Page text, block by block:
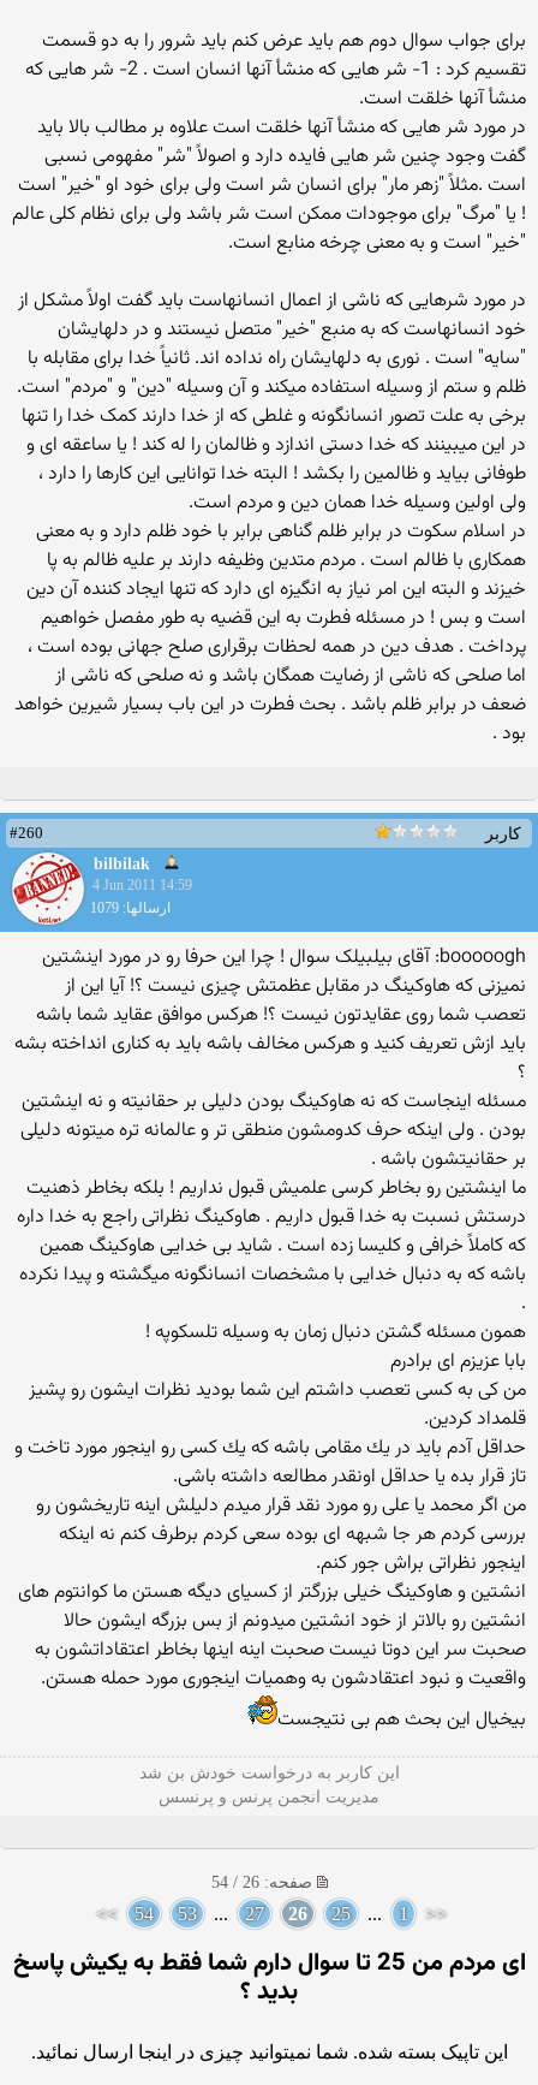
برای جواب سوال دوم هم باید عرض کنم باید شرور را به دو قسمت
تقسیم کرد : 1- شر هایی که منشأ آنها انسان است . 2- شر هایی که
منشأ آنها خلقت است.
در مورد شر هایی که منشأ آنها خلقت است علاوه بر مطالب بالا باید
گفت وجود چنین شر هایی فایده دارد و اصولاً "شر" مفهومی نسبی
است .مثلاً "زهر مار" برای انسان شر است ولی برای خود او "خیر" است
! یا "مرگ" برای موجودات ممکن است شر باشد ولی برای نظام کلی عالم
"خیر" است و به معنی چرخه منابع است.
در مورد شرهایی که ناشی از اعمال انسانهاست باید گفت اولاً مشکل از
خود انسانهاست که به منبع "خیر" متصل نیستند و در دلهایشان
"سایه" است . نوری به دلهایشان راه نداده اند. ثانیاً خدا برای مقابله با
ظلم و ستم از وسیله استفاده میکند و آن وسیله "دین" و "مردم" است.
برخی به علت تصور انسانگونه و غلطی که از خدا دارند کمک خدا را تنها
در این میبینند که خدا دستی اندازد و ظالمان را له کند ! یا ساعقه ای و
طوفانی بیاید و ظالمین را بکشد ! البته خدا توانایی این کارها را دارد ،
ولی اولین وسیله خدا همان دین و مردم است.
در اسلام سکوت در برابر ظلم گناهی برابر با خود ظلم دارد و به معنی
همکاری با ظالم است . مردم متدین وظیفه دارند بر علیه ظالم به پا
خیزند و البته این امر نیاز به انگیزه ای دارد که تنها ایجاد کننده آن دین
است و بس ! در مسئله فطرت به این قضیه به طور مفصل خواهیم
پرداخت . هدف دین در همه لحظات برقراری صلح جهانی بوده است ،
اما صلحی که ناشی از رضایت همگان باشد و نه صلحی که ناشی از
ضعف در برابر ظلم باشد . بحث فطرت در این باب بسیار شیرین خواهد
بود .
کاربر
#260
bilbilak
4 Jun 2011 14:59
ارسالها: 1079
booooogh: آقای بیلبیلک سوال ! چرا این حرفا رو در مورد اینشتین
نمیزنی که هاوکینگ در مقابل عظمتش چیزی نیست ؟! آیا این از
تعصب شما روی عقایدتون نیست ؟! هرکس موافق عقاید شما باشه
باید ازش تعریف کنید و هرکس مخالف باشه باید به کناری انداخته بشه
؟
مسئله اینجاست که نه هاوکینگ بودن دلیلی بر حقانیته و نه اینشتین
بودن . ولی اینکه حرف کدومشون منطقی تر و عالمانه تره میتونه دلیلی
بر حقانیتشون باشه .
ما اینشتین رو بخاطر کرسی علمیش قبول نداریم ! بلکه بخاطر ذهنیت
درستش نسبت به خدا قبول داریم . هاوکینگ نظراتی راجع به خدا داره
که کاملاً خرافی و کلیسا زده است . شاید بی خدایی هاوکینگ همین
باشه که به دنبال خدایی با مشخصات انسانگونه میگشته و پیدا نکرده
.
همون مسئله گشتن دنبال زمان به وسیله تلسکوپه !
بابا عزیزم ای برادرم
من كی به كسی تعصب داشتم این شما بودید نظرات ایشون رو پشیز
قلمداد كردین.
حداقل آدم باید در یك مقامی باشه كه یك كسی رو اینجور مورد تاخت و
تاز قرار بده یا حداقل اونقدر مطالعه داشته باشی.
من اگر محمد یا علی رو مورد نقد قرار میدم دلیلش اینه تاریخشون رو
بررسی كردم هر جا شبهه ای بوده سعی كردم برطرف كنم نه اینكه
اینجور نظراتی براش جور كنم.
انشتین و هاوكینگ خیلی بزرگتر از كسیای دیگه هستن ما كوانتوم های
انشتین رو بالاتر از خود انشتین میدونم از بس بزرگه ایشون حالا
صحبت سر این دوتا نیست صحبت اینه اینها بخاطر اعتقاداتشون به
واقعیت و نبود اعتقادشون به وهمیات اینجوری مورد حمله هستن.
بیخیال این بحث هم بی نتیجست
این كاربر به درخواست خودش بن شد
مدیریت انجمن پرنس و پرنسس
صفحه: 26 / 54
<<
1
...
25
26
27
...
53
54
>>
ای مردم من 25 تا سوال دارم شما فقط به یکیش پاسخ
بدید ؟
این تاپیک بسته شده. شما نمیتوانید چیزی در اینجا ارسال نمائید.